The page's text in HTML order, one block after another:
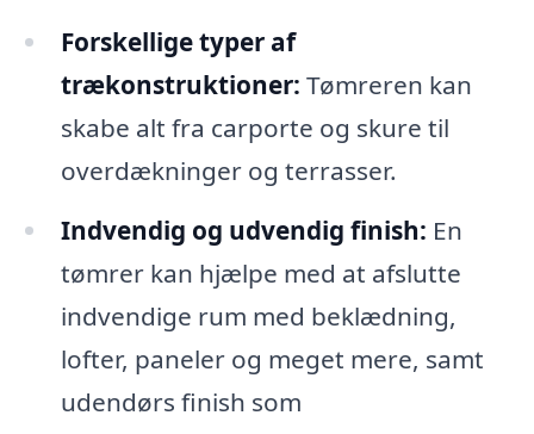
Forskellige typer af
trækonstruktioner: Tømreren kan
skabe alt fra carporte og skure til
overdækninger og terrasser.
Indvendig og udvendig finish: En
tømrer kan hjælpe med at afslutte
indvendige rum med beklædning,
lofter, paneler og meget mere, samt
udendørs finish som